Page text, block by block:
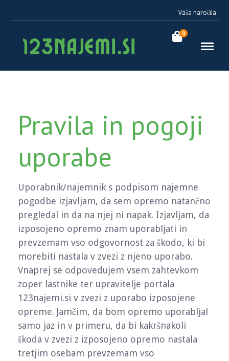
Vaša naročila
0
Pravila in pogoji
uporabe
Uporabnik/najemnik s podpisom najemne
pogodbe izjavljam, da sem opremo natančno
pregledal in da na njej ni napak. Izjavljam, da
izposojeno opremo znam uporabljati in
prevzemam vso odgovornost za škodo, ki bi
morebiti nastala v zvezi z njeno uporabo.
Vnaprej se odpovedujem vsem zahtevkom
zoper lastnike ter upravitelje portala
123najemi.si v zvezi z uporabo izposojene
opreme. Jamčim, da bom opremo uporabljal
samo jaz in v primeru, da bi kakršnakoli
škoda v zvezi z izposojeno opremo nastala
tretjim osebam prevzemam vso